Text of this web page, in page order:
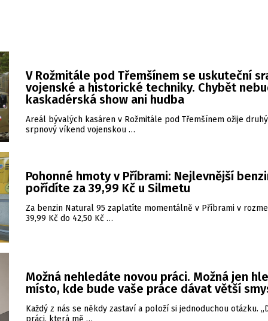
V Rožmitále pod Třemšínem se uskuteční
vojenské a historické techniky. Chybět
kaskadérská show ani hudba
Areál bývalých kasáren v Rožmitále pod Třemšínem ožije druhý
srpnový víkend vojenskou …
Pohonné hmoty v Příbrami: Nejlevnější
pořídíte za 39,99 Kč u Silmetu
Za benzin Natural 95 zaplatíte momentálně v Příbrami v
39,99 Kč do 42,50 Kč …
Možná nehledáte novou práci. Možná jen
místo, kde bude vaše práce dávat větší
Každý z nás se někdy zastaví a položí si jednoduchou otázku.
práci, která mě …